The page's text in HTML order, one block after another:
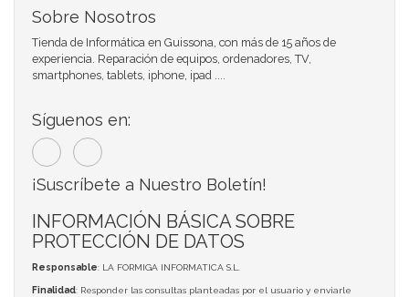
Sobre Nosotros
Tienda de Informática en Guissona, con más de 15 años de
experiencia. Reparación de equipos, ordenadores, TV,
smartphones, tablets, iphone, ipad ....
Síguenos en:
¡Suscríbete a Nuestro Boletín!
INFORMACIÓN BÁSICA SOBRE
PROTECCIÓN DE DATOS
Responsable: LA FORMIGA INFORMATICA S.L.
Finalidad: Responder las consultas planteadas por el usuario y enviarle